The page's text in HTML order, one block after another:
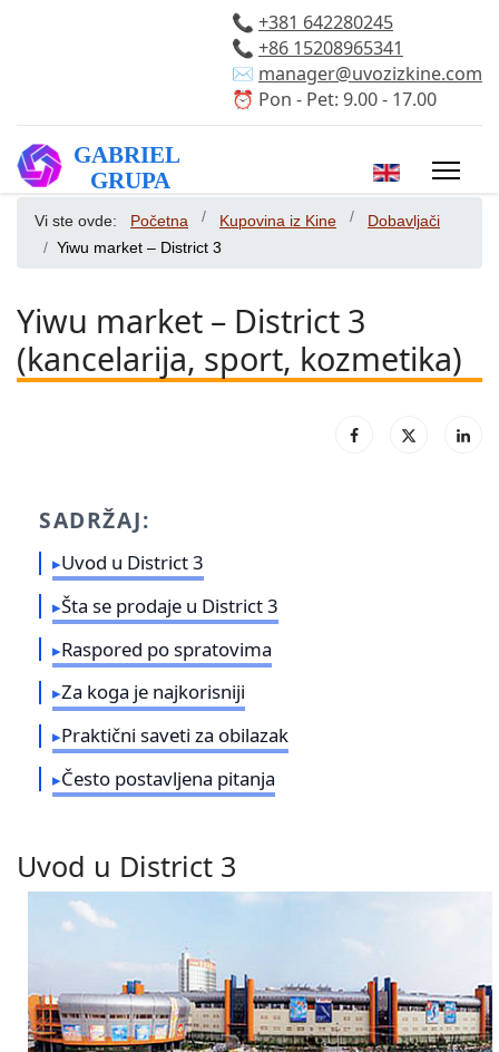
📞 +381 642280245
📞 +86 15208965341
✉️ manager@uvozizkine.com
⏰ Pon - Pet: 9.00 - 17.00
Izaberite vaš
Vi ste ovde: Početna Kupovina iz Kine
Dobavljači
Yiwu market – District 3
Yiwu market – District 3
(kancelarija, sport, kozmetika)
SADRŽAJ:
Uvod u District 3
Šta se prodaje u District 3
Raspored po spratovima
Za koga je najkorisniji
Praktični saveti za obilazak
Često postavljena pitanja
Uvod u District 3